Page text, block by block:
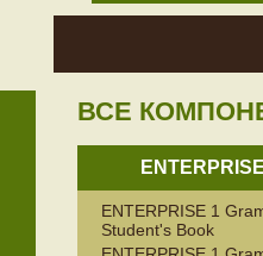
ВСЕ
ENTERPRISE 1
Student's Book